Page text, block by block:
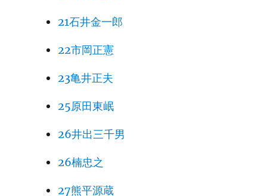
21石井金一郎
22市岡正憲
23亀井正夫
25原田東岷
26井出三千男
26楠忠之
27熊平源蔵